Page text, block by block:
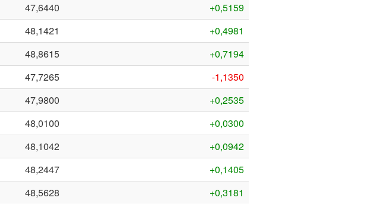
47,6440
+0,5159
48,1421
+0,4981
48,8615
+0,7194
47,7265
-1,1350
47,9800
+0,2535
48,0100
+0,0300
48,1042
+0,0942
48,2447
+0,1405
48,5628
+0,3181